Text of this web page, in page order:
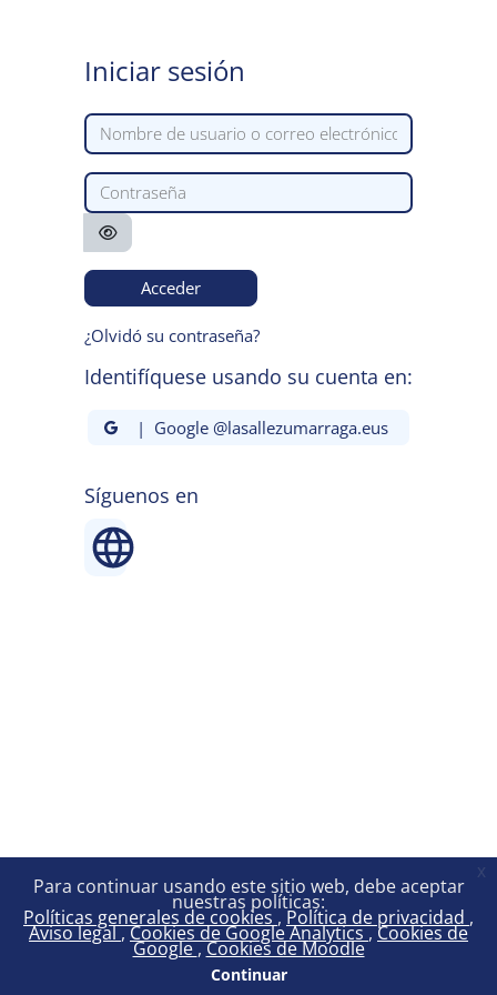
Para continuar usando este sitio web, debe aceptar
nuestras políticas:
Políticas generales de cookies Política de privacidad
Aviso legal Cookies de Google Analytics Cookies de
Google Cookies de Moodle
Continuar
x
Iniciar sesión
Nombre de usuario o correo electrónico
Contraseña
Acceder
¿Olvidó su contraseña?
Identifíquese usando su cuenta en:
| Google @lasallezumarraga.eus
Síguenos en